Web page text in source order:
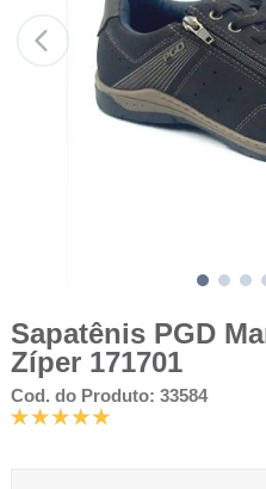
Sapatênis PGD
Zíper 171701
Cod. do Produto: 33584